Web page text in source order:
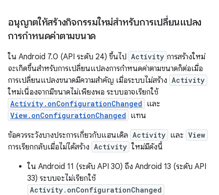
อนุญาตให้สร้างกิจกรรมใหม่สำหรับการเปลี่ยนแปลง
การกำหนดค่าตามขนาด
ใน Android 7.0 (API ระดับ 24) ขึ้นไป Activity การสร้างใหม่
จะเกิดขึ้นสำหรับการเปลี่ยนแปลงการกำหนดค่าตามขนาดก็ต่อเมื่อ
การเปลี่ยนแปลงขนาดมีความสำคัญ เมื่อระบบไม่สร้าง Activity
ใหม่เนื่องจากมีขนาดไม่เพียงพอ ระบบอาจเรียกใช้
Activity.onConfigurationChanged และ
View.onConfigurationChanged แทน
ข้อควรระวังบางประการเกี่ยวกับแฮนเดิล Activity และ View
การเรียกกลับเมื่อไม่ได้สร้าง Activity ใหม่มีดังนี้
ใน Android 11 (ระดับ API 30) ถึง Android 13 (ระดับ API
33) ระบบจะไม่เรียกใช้
Activity.onConfigurationChanged